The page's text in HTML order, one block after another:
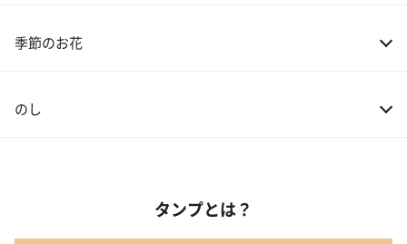
季節のお花
のし
タンプとは？